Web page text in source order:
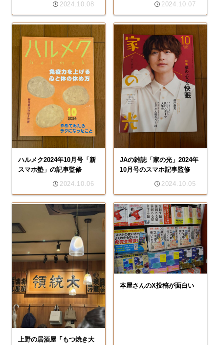
2024.10.08
2024.10.07
ハルメク2024年10月号「新
スマホ塾」の記事監修
2024.10.06
JAの雑誌「家の光」2024年
10月号のスマホ記事監修
2024.10.05
上野の居酒屋「もつ焼き大
本屋さんのX投稿が面白い